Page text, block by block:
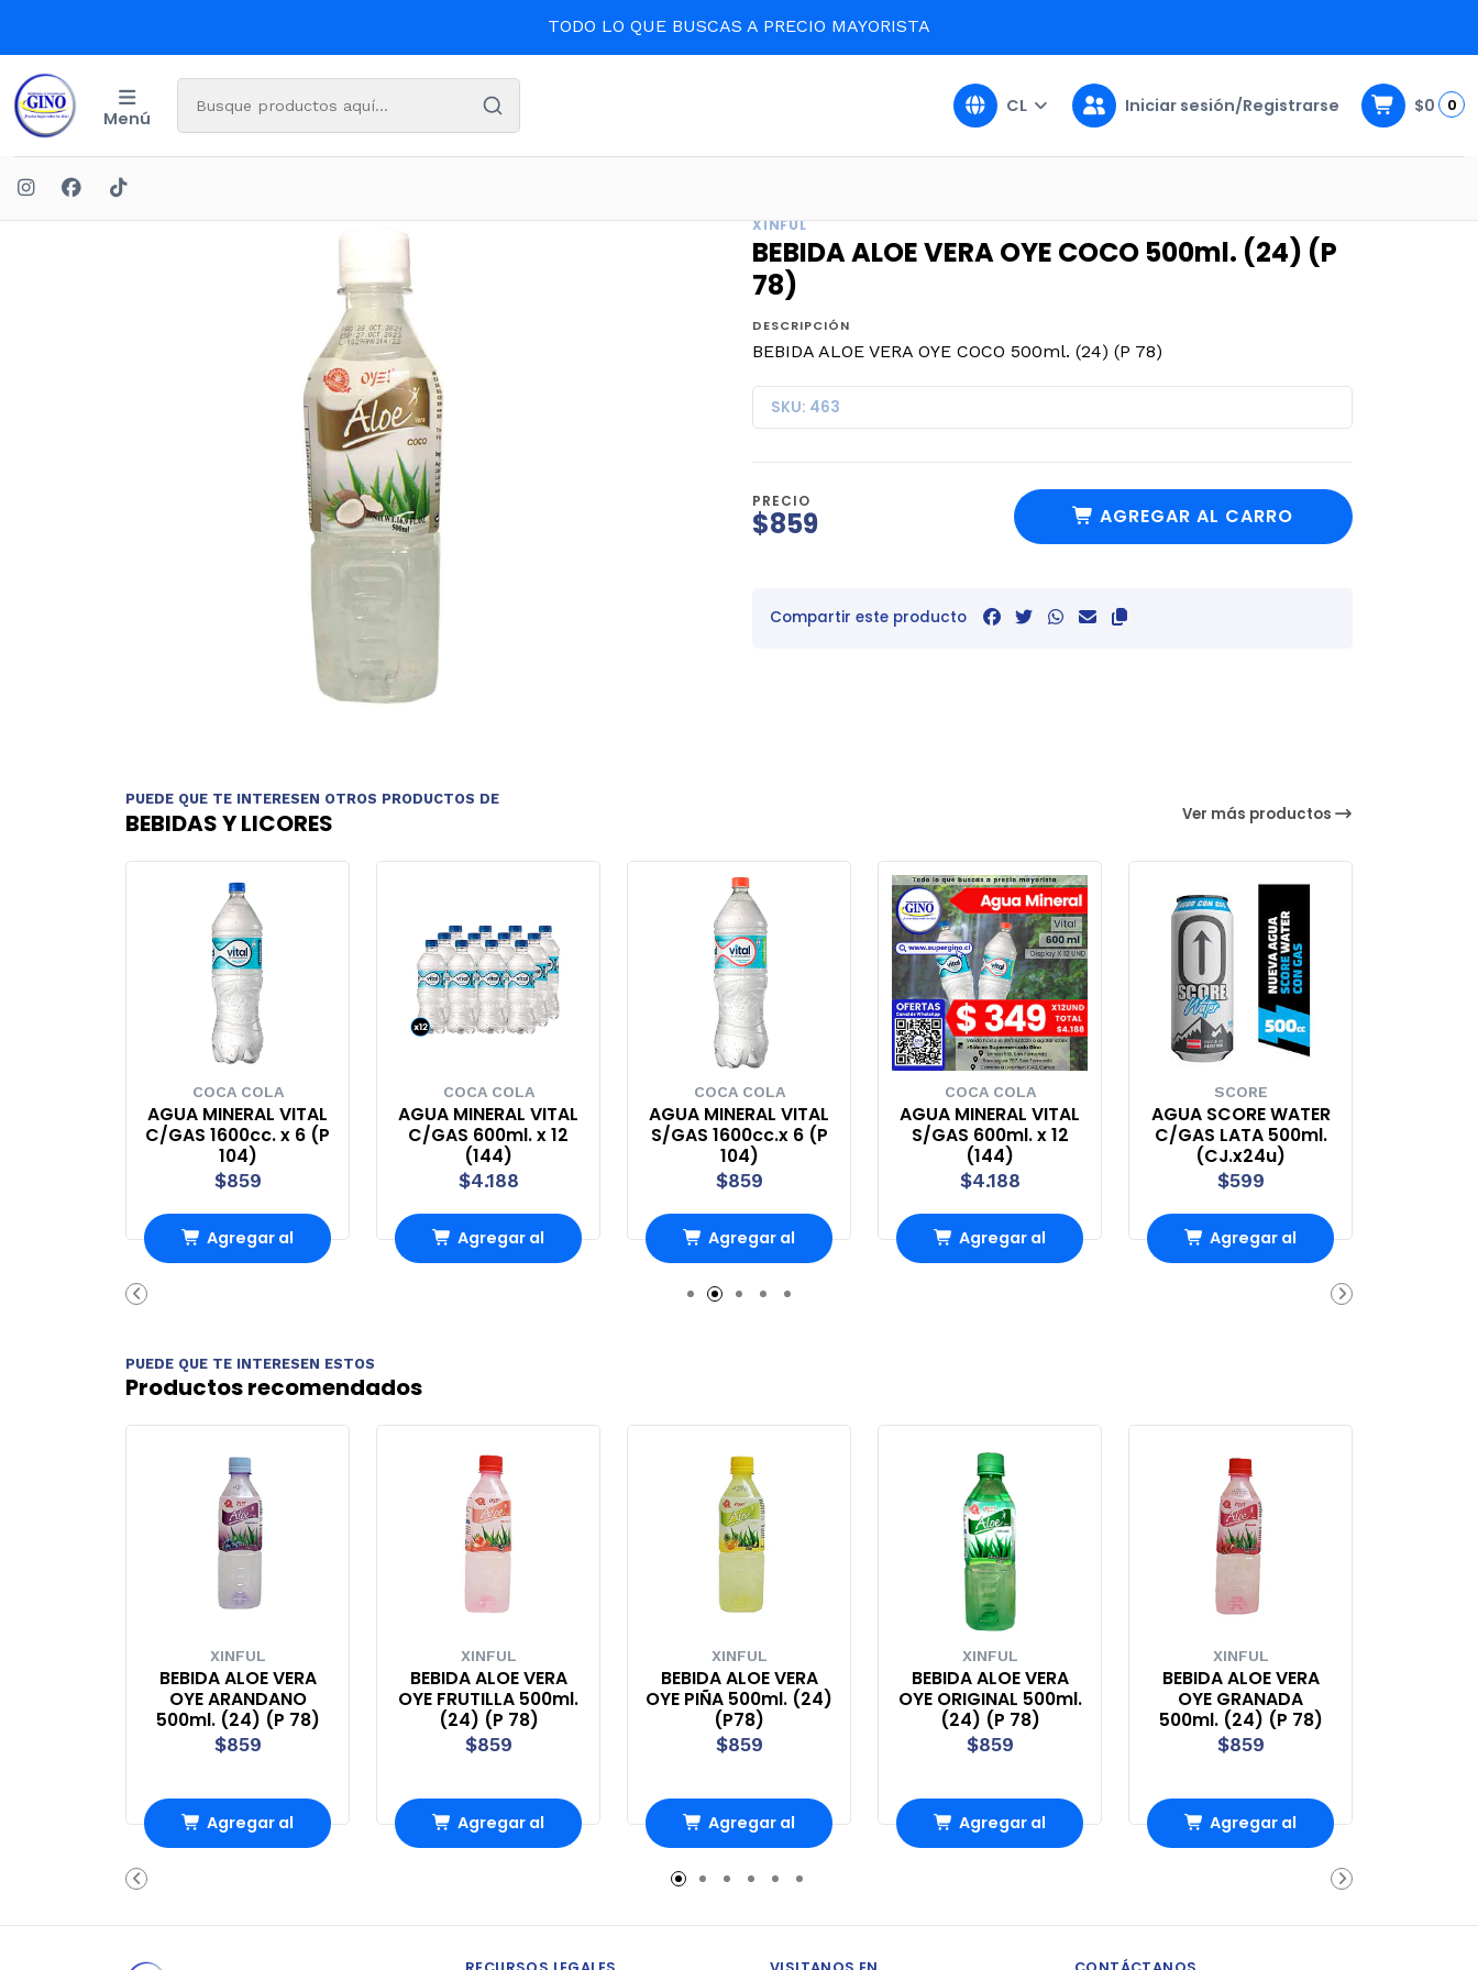
Menú
CL Iniciar sesión/Registrarse $0 0
XINFUL
BEBIDA ALOE VERA OYE COCO 500ml. (24) (P
78)
DESCRIPCIÓN
BEBIDA ALOE VERA OYE COCO 500ml. (24) (P 78)
SKU: 463
PRECIO
$859 AGREGAR AL CARRO
Compartir este producto
PUEDE QUE TE INTERESEN OTROS PRODUCTOS DE
BEBIDAS Y LICORES Ver más productos
COCA COLA
AGUA MINERAL VITAL
C/GAS 1600cc. x 6 (P
104)
$859
Agregar al
COCA COLA
AGUA MINERAL VITAL
C/GAS 600ml. x 12
(144)
$4.188
Agregar al
COCA COLA
AGUA MINERAL VITAL
S/GAS 1600cc.x 6 (P
104)
$859
Agregar al
Carro
COCA COLA
AGUA MINERAL VITAL
S/GAS 600ml. x 12
(144)
$4.188
Agregar al
SCORE
AGUA SCORE WATER
C/GAS LATA 500ml.
(CJ.x24u)
$599
Agregar al
PUEDE QUE TE INTERESEN ESTOS
Productos recomendados
XINFUL
BEBIDA ALOE VERA
OYE ARANDANO
500ml. (24) (P 78)
$859
Agregar al
XINFUL
BEBIDA ALOE VERA
OYE FRUTILLA 500ml.
(24) (P 78)
$859
Agregar al
XINFUL
BEBIDA ALOE VERA
OYE PIÑA 500ml. (24)
(P78)
$859
Agregar al
Carro
XINFUL
BEBIDA ALOE VERA
OYE ORIGINAL 500ml.
(24) (P 78)
$859
Agregar al
XINFUL
BEBIDA ALOE VERA
OYE GRANADA
500ml. (24) (P 78)
$859
Agregar al